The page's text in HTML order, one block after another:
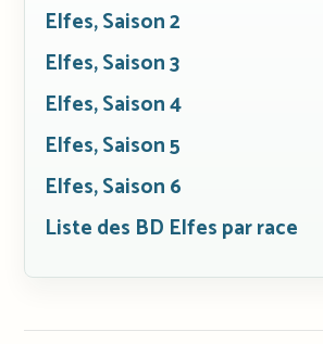
Elfes, Saison 2
Elfes, Saison 3
Elfes, Saison 4
Elfes, Saison 5
Elfes, Saison 6
Liste des BD Elfes par race